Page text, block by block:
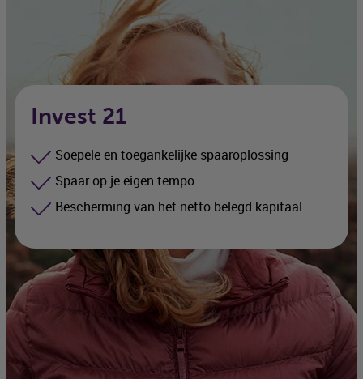
Invest 21
Soepele en toegankelijke spaaroplossing
Spaar op je eigen tempo
Bescherming van het netto belegd kapitaal